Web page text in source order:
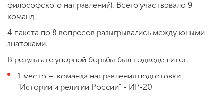
философского направлений). Всего участвовало 9
команд.
4 пакета по 8 вопросов разыгрывались между юными
знатоками.
В результате упорной борьбы был подведен итог:
1 место – команда направления подготовки
"Истории и религии России" - ИР-20